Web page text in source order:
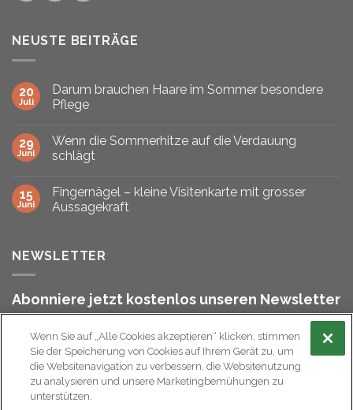
NEUSTE BEITRÄGE
20
Juli
Darum brauchen Haare im Sommer besondere
Pflege
29
Juni
Wenn die Sommerhitze auf die Verdauung
schlägt
15
Juni
Fingernägel – kleine Visitenkarte mit grosser
Aussagekraft
NEWSLETTER
Abonniere jetzt kostenlos unseren Newsletter
Wenn Sie auf „Alle Cookies akzeptieren“ klicken, stimmen
Sie der Speicherung von Cookies auf Ihrem Gerät zu, um
die Websitenavigation zu verbessern, die Websitenutzung
zu analysieren und unsere Marketingbemühungen zu
unterstützen.